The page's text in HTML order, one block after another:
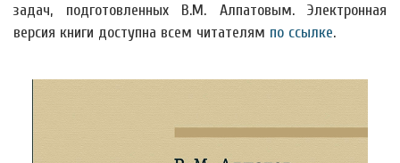
задач, подготовленных В.М. Алпатовым. Электронная
версия книги доступна всем читателям по ссылке.